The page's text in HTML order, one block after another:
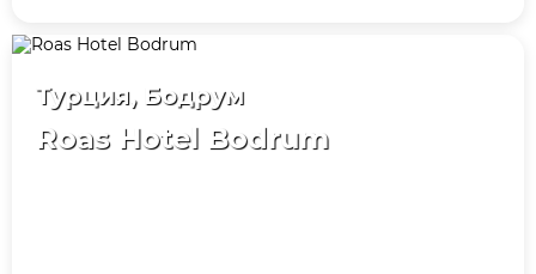
Турция, Бодрум
Roas Hotel Bodrum